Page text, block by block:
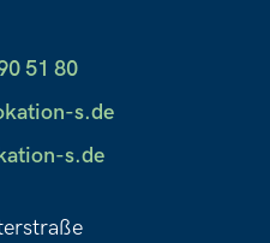
51 80
s.de
s.de